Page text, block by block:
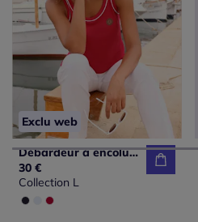
Exclu web
Débardeur à encolure ronde avec emmanchures passepoilées et empiècement synthétique
30 €
Collection L